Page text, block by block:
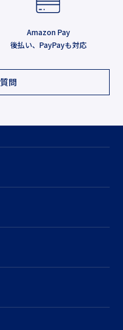
Amazon Pay
後払い、PayPayも対応
問